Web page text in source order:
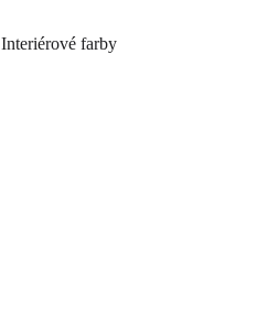
Interiérové farby